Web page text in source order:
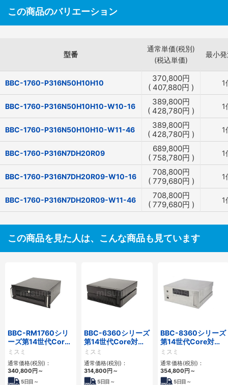
この商品のバリエーション
型番
通常単価(税別)
(税込単価)
最小
BBC-1760-P316N50H10H10 370,800円
( 407,880円 ) 1
BBC-1760-P316N50H10H10-W10-16 389,800円
( 428,780円 ) 1
BBC-1760-P316N50H10H10-W11-46 389,800円
( 428,780円 ) 1
BBC-1760-P316N7DH20R09 689,800円
( 758,780円 ) 1
BBC-1760-P316N7DH20R09-W10-16 708,800円
( 779,680円 ) 1
BBC-1760-P316N7DH20R09-W11-46 708,800円
( 779,680円 ) 1
この商品を見た人は、こんな商品も見ています
BBC-RM1760シリ
ーズ第14世代Core
対応ラックマウント
3PCIe
ミスミ
通常価格(税別)：
340,800円～
5日目～
BBC-6360シリーズ
第14世代Core対応
小型フロアマウント
2PCIe
ミスミ
通常価格(税別)：
314,800円～
5日目～
BBC-8360シリーズ
第14世代Core対応
フロアマウント
2PCIe
ミスミ
通常価格(税別)：
354,800円～
5日目～